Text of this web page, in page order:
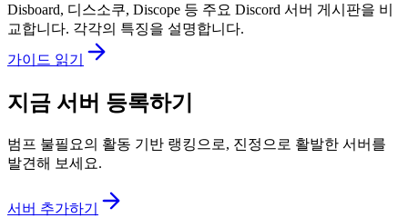
Disboard, 디스소쿠, Discope 등 주요 Discord 서버 게시판을 비
교합니다. 각각의 특징을 설명합니다.
가이드 읽기
지금 서버 등록하기
범프 불필요의 활동 기반 랭킹으로, 진정으로 활발한 서버를
발견해 보세요.
서버 추가하기